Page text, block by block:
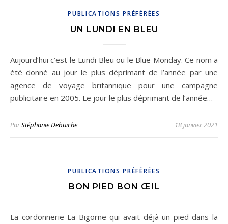
PUBLICATIONS PRÉFÉRÉES
UN LUNDI EN BLEU
Aujourd’hui c’est le Lundi Bleu ou le Blue Monday. Ce nom a
été donné au jour le plus déprimant de l’année par une
agence de voyage britannique pour une campagne
publicitaire en 2005. Le jour le plus déprimant de l’année…
ParStéphanie Debuiche 18 janvier 2021
PUBLICATIONS PRÉFÉRÉES
BON PIED BON ŒIL
La cordonnerie La Bigorne qui avait déjà un pied dans la